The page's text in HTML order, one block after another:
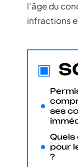
l’âge du
infractions
ses
pour
?